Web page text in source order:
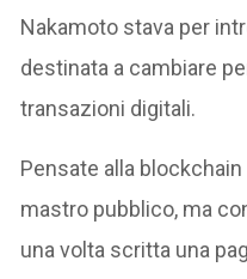
Nakamoto stava per
destinata a cambiare
transazioni digitali.
Pensate alla
mastro pubblico, ma
una volta scritta una